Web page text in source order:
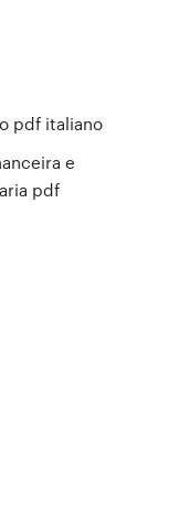
pdf italiano
e
pdf